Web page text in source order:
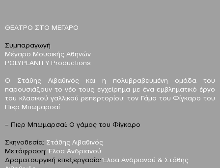
ΘΕΑΤΡΟ ΣΤΟ ΜΕΓΑΡΟ
Συμπαραγωγή
Μέγαρο Μουσικής Αθηνών
POLYPLANITY Productions
Ο Στάθης Λιβαθινός και η πολυβραβευμένη ομάδα του
παρουσιάζουν το νέο τους εγχείρημα με ένα εμβληματικό έργο
του κλασικού γαλλικού ρεπερτορίου: τον Γάμο του Φίγκαρο του
Πιερ Μπωμαρσαί.
– Πιερ Μπωμαρσαί: Ο γάμος του Φίγκαρο
Σκηνοθεσία: Στάθης Λιβαθινός
Μετάφραση:Έλσα Ανδριανού
Δραματουργική επεξεργασία:Έλσα Ανδριανού & Στάθης